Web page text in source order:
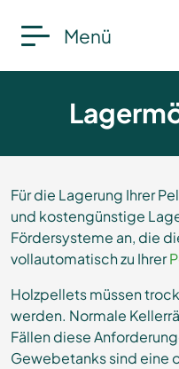
Menü
Für die Lagerung Ihrer
und kostengünstige
Fördersysteme an, die
vollautomatisch zu Ihrer
Holzpellets müssen
werden. Normale
Fällen diese
Gewebetanks sind eine